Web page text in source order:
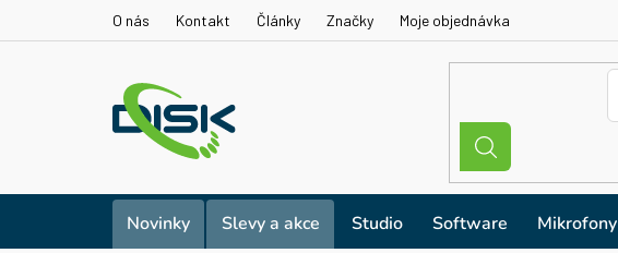
O nás Kontakt Články Značky Moje objednávka
Novinky Slevy a akce Studio Software Mikrofony